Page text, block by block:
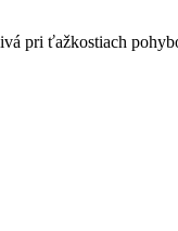
pri ťažkostiach